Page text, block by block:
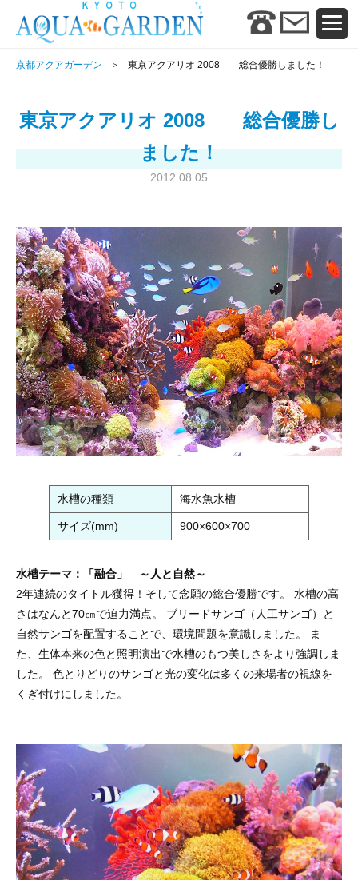
京都アクアガーデン 東京アクアリオ 2008 総合優勝しました！
東京アクアリオ 2008 総合優勝し
ました！
2012.08.05
水槽の種類 海水魚水槽
サイズ(mm) 900×600×700
水槽テーマ：「融合」 ～人と自然～
2年連続のタイトル獲得！そして念願の総合優勝です。 水槽の高
さはなんと70㎝で迫力満点。 ブリードサンゴ（人工サンゴ）と
自然サンゴを配置することで、環境問題を意識しました。 ま
た、生体本来の色と照明演出で水槽のもつ美しさをより強調しま
した。 色とりどりのサンゴと光の変化は多くの来場者の視線を
くぎ付けにしました。